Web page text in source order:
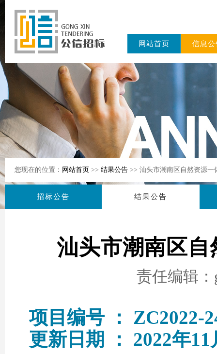
东公信招标
有限公司
网站首页 信息公
您现在的位置： 网站首页 >> 结果公告 >> 汕头市潮南区自然资源一
招标公告 结果公告
汕头市潮南区
责任编辑
项目编号 ： ZC2022-
更新日期 ： 2022年11